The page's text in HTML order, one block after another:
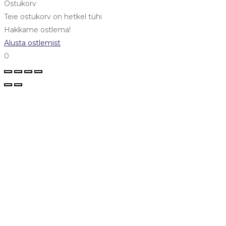
Ostukorv
Teie ostukorv on hetkel tühi
Hakkame ostlema!
Alusta ostlemist
0